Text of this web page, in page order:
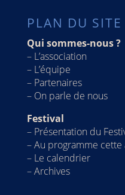
PLAN DU SITE
Qui sommes-nous ?
– L’association
– L’équipe
– Partenaires
– On parle de nous
Festival
– Présentation du
–Au programme cette
– Le calendrier
–Archives